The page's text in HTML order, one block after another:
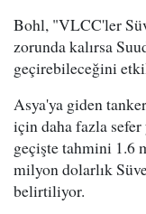
Bohl, "VLCC'ler
zorunda kalırsa
geçirebileceğini
Asya'ya giden
için daha fazla sefer
geçişte tahmini 1.6
milyon dolarlık
belirtiliyor.